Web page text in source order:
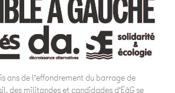
ans de l’effondrement du barrage de
des militandes et candidades d’EàG se